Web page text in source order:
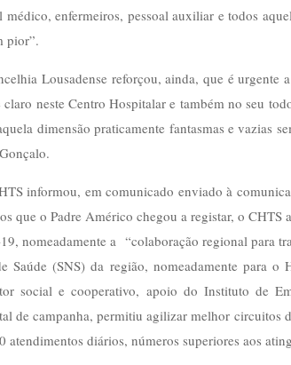
médico, enfermeiros, pessoal auxiliar e todos
pior”.
Lousadense reforçou, ainda, que é urgente
neste Centro Hospitalar e também no seu
dimensão praticamente fantasmas e vazias
informou, em comunicado enviado à
que o Padre Américo chegou a registar, o
nomeadamente a “colaboração regional para
Saúde (SNS) da região, nomeadamente para
social e cooperativo, apoio do Instituto de
de campanha, permitiu agilizar melhor circuitos
atendimentos diários, números superiores aos